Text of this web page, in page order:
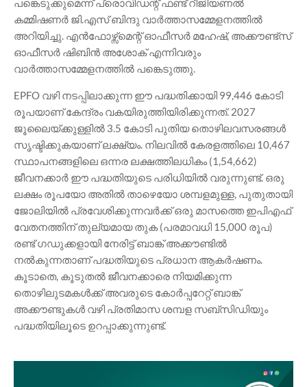
പങ്കെടുക്കുമെന്ന് പ്രൊവിഡന്റ് ഫണ്ട്‌ റീജിയണൽ
കമ്മിഷണർ ജി.എസ് ബിന്ദു വാർത്താസമ്മേളനത്തിൽ
അറിയിച്ചു. എൻഫോഴ്സ്മെന്റ് ഓഫീസർ മഹേഷ്, അക്കൗണ്ട്സ്
ഓഫീസർ ഷിബിൻ അശോക് എന്നിവരും
വാർത്താസമ്മേളനത്തിൽ പങ്കെടുത്തു.
EPFO വഴി നടപ്പിലാക്കുന്ന ഈ പദ്ധതിക്കായി 99,446 കോടി
രൂപയാണ് കേന്ദ്രം വകയിരുത്തിയിരിക്കുന്നത്. 2027
ജൂലൈയ്ക്കുള്ളിൽ 3.5 കോടി പുതിയ തൊഴിലവസരങ്ങൾ
സൃഷ്ടിക്കുകയാണ് ലക്ഷ്യം. നിലവിൽ കേരളത്തിലെ 10,467
സ്ഥാപനങ്ങളിലെ ഒന്നര ലക്ഷത്തിലധികം (1,54,662)
ജീവനക്കാർ ഈ പദ്ധതിയുടെ പരിധിയിൽ വരുന്നുണ്ട്. ഒരു
ലക്ഷം രൂപയോ അതിൽ താഴെയോ ശമ്പളമുള്ള, പുതുതായി
ജോലിയിൽ പ്രവേശിക്കുന്നവർക്ക് ഒരു മാസത്തെ ഇപിഎഫ്
വേതനത്തിന് തുല്യമായ തുക (പരമാവധി 15,000 രൂപ)
രണ്ട് ഗഡുക്കളായി നേരിട്ട് ബാങ്ക് അക്കൗണ്ടിൽ
നൽകുന്നതാണ് പദ്ധതിയുടെ പ്രധാന ആകർഷണം.
കൂടാതെ, കൂടുതൽ ജീവനക്കാരെ നിയമിക്കുന്ന
തൊഴിലുടമകൾക്ക് അവരുടെ കോർപ്പറേറ്റ് ബാങ്ക്
അക്കൗണ്ടുകൾ വഴി പ്രതിമാസ ശമ്പള സബ്‌സിഡിയും
പദ്ധതിയിലൂടെ ഉറപ്പാക്കുന്നുണ്ട്.